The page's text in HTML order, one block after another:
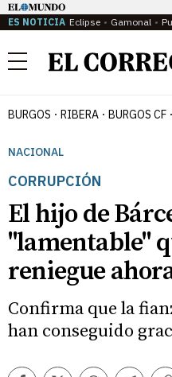
ES NOTICIA Eclipse Gamonal
Menú
BURGOS RIBERA BURGOS CF
NACIONAL
CORRUPCIÓN
El hijo de
"lamentable"
reniegue
Confirma que la
han conseguido